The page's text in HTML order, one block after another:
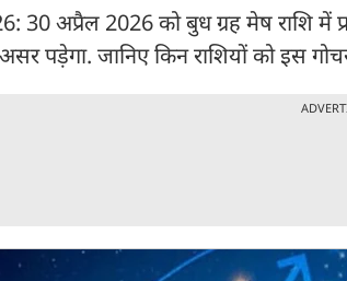
30 अप्रैल 2026 को बुध ग्रह मेष राशि
पड़ेगा. जानिए किन राशियों को इस